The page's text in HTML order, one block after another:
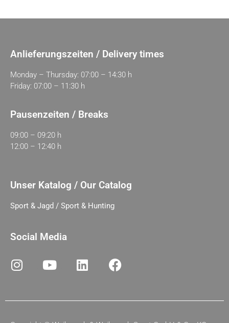
Anlieferungszeiten / Delivery times
Monday – Thursday: 07:00 – 14:30 h
Friday: 07:00 – 11:30 h
Pausenzeiten / Breaks
09:00 – 09:20 h
12:00 – 12:40 h
Unser Katalog / Our Catalog
Sport & Jagd / Sport & Hunting
Social Media